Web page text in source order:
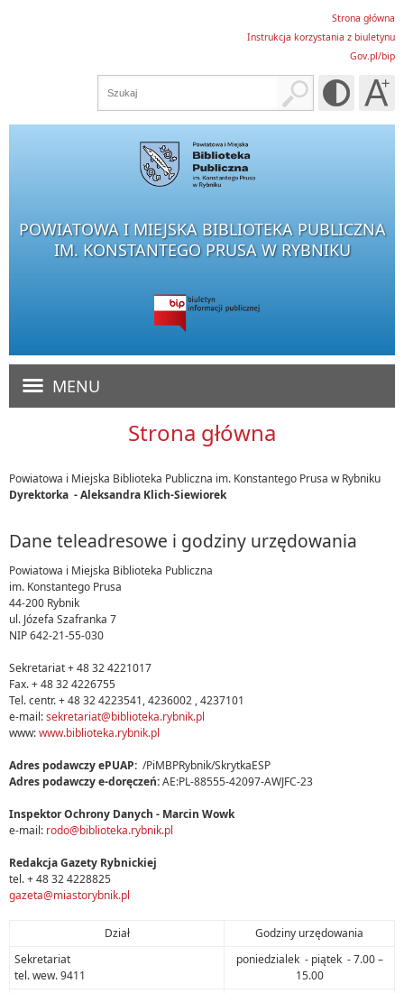
Strona główna
Instrukcja korzystania z biuletynu
Gov.pl/bip
POWIATOWA I MIEJSKA BIBLIOTEKA PUBLICZNA
IM. KONSTANTEGO PRUSA W RYBNIKU
MENU
Strona główna
Powiatowa i Miejska Biblioteka Publiczna im. Konstantego Prusa w Rybniku
Dyrektorka - Aleksandra Klich-Siewiorek
Dane teleadresowe i godziny urzędowania
Powiatowa i Miejska Biblioteka Publiczna
im. Konstantego Prusa
44-200 Rybnik
ul. Józefa Szafranka 7
NIP 642-21-55-030
Sekretariat + 48 32 4221017
Fax. + 48 32 4226755
Tel. centr. + 48 32 4223541, 4236002 , 4237101
e-mail:sekretariat@biblioteka.rybnik.pl
www:www.biblioteka.rybnik.pl
Adres podawczy ePUAP: /PiMBPRybnik/SkrytkaESP
Adres podawczy e-doręczeń:AE:PL-88555-42097-AWJFC-23
Inspektor Ochrony Danych - Marcin Wowk
e-mail: rodo@biblioteka.rybnik.pl
Redakcja Gazety Rybnickiej
tel. + 48 32 4228825
gazeta@miastorybnik.pl
Dział
Godziny urzędowania
Sekretariat
tel. wew. 9411
poniedzialek - piątek - 7.00 –
15.00